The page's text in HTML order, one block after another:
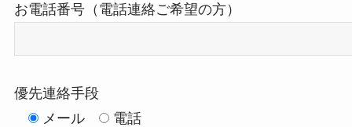
お電話番号（電話連絡ご希望の方）
優先連絡手段
メール
電話